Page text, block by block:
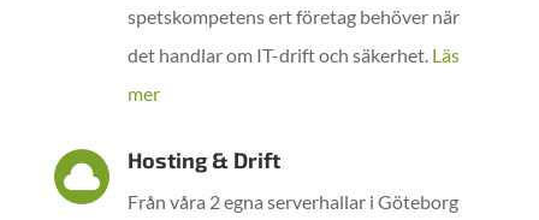
spetskompetens ert företag behöver när
det handlar om IT-drift och säkerhet. Läs
mer
 Hosting & Drift
Från våra 2 egna serverhallar i Göteborg